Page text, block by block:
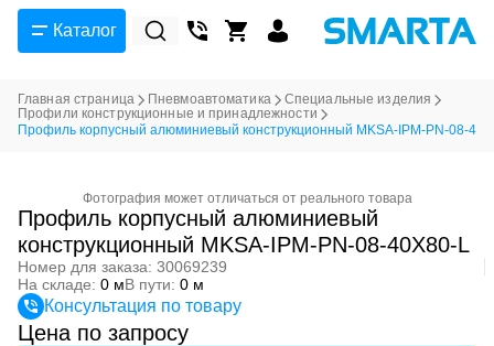
Каталог
Главная страница Пневмоавтоматика
Специальные изделия
Профили конструкционные и принадлежности
Профиль корпусный алюминиевый конструкционный MKSA-IPM-PN-08-
Фотография может отличаться от реального товара
Профиль корпусный алюминиевый
конструкционный MKSA-IPM-PN-08-40X80-L
Номер для заказа: 30069239
На складе: 0 мВ пути: 0 м
Консультация по товару
Цена по запросу